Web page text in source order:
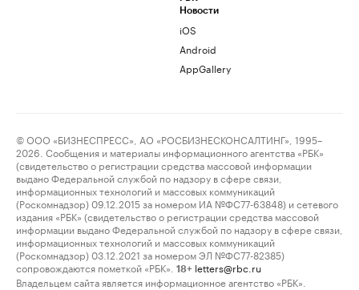
Новости
iOS
Android
AppGallery
© ООО «БИЗНЕСПРЕСС», АО «РОСБИЗНЕСКОНСАЛТИНГ», 1995–
2026. Сообщения и материалы информационного агентства «РБК»
(свидетельство о регистрации средства массовой информации
выдано Федеральной службой по надзору в сфере связи,
информационных технологий и массовых коммуникаций
(Роскомнадзор) 09.12.2015 за номером ИА №ФС77-63848) и сетевого
издания «РБК» (свидетельство о регистрации средства массовой
информации выдано Федеральной службой по надзору в сфере связи,
информационных технологий и массовых коммуникаций
(Роскомнадзор) 03.12.2021 за номером ЭЛ №ФС77-82385)
сопровождаются пометкой «РБК».
18+ letters@rbc.ru
Владельцем сайта является информационное агентство «РБК».